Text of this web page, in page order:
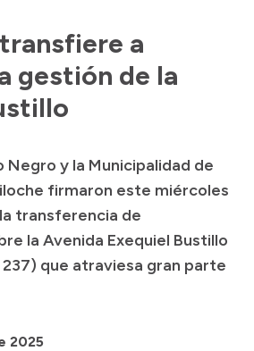
proveedores
a
gestión de la
Negro y la Municipalidad de
firmaron este miércoles
transferencia de
la Avenida Exequiel Bustillo
que atraviesa gran parte
2025